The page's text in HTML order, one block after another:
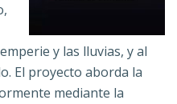
y las lluvias, y al
El proyecto aborda la
mediante la